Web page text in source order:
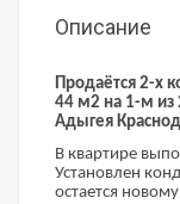
Описание
Пpодaётся 2-х
44 м2 на 1-м из
Адыгея
В квартире
Установлен
остается